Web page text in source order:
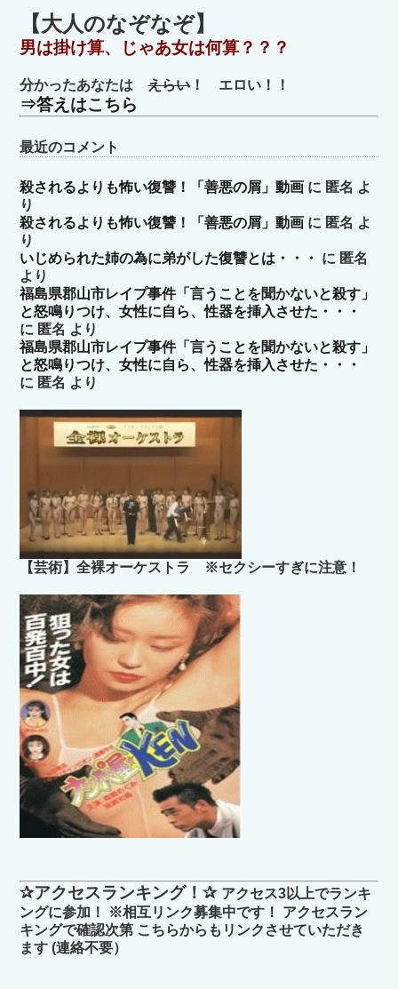
ゴ
リ
ー
【大人のなぞなぞ】
男は掛け算、じゃあ女は何算？？？
分かったあなたはえらい！ エロい！！
⇒答えはこちら
最近のコメント
殺されるよりも怖い復讐！「善悪の屑」動画 に 匿名 よ
り
殺されるよりも怖い復讐！「善悪の屑」動画 に 匿名 よ
り
いじめられた姉の為に弟がした復讐とは・・・
に 匿名
より
福島県郡山市レイプ事件「言うことを聞かないと殺す」
と怒鳴りつけ、女性に自ら、性器を挿入させた・・・
に 匿名 より
福島県郡山市レイプ事件「言うことを聞かないと殺す」
と怒鳴りつけ、女性に自ら、性器を挿入させた・・・
に 匿名 より
【芸術】全裸オーケストラ ※セクシーすぎに注意！
✰アクセスランキング！✰ アクセス3以上でランキ
ングに参加！ ※相互リンク募集中です！ アクセスラン
キングで確認次第 こちらからもリンクさせていただき
ます (連絡不要）